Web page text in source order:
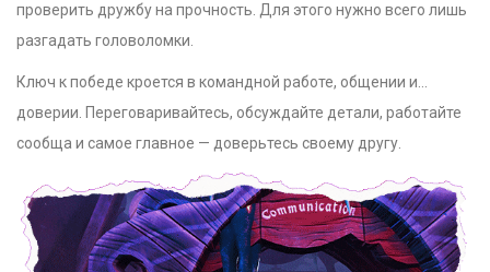
проверить дружбу на прочность. Для этого нужно всего лишь
разгадать головоломки.
Ключ к победе кроется в командной работе, общении и…
доверии. Переговаривайтесь, обсуждайте детали, работайте
сообща и самое главное — доверьтесь своему другу.